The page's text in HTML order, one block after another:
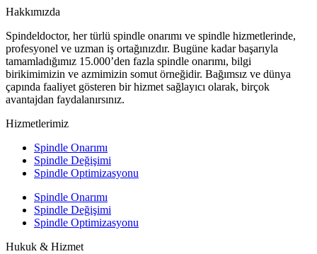
Hakkımızda
Spindeldoctor, her türlü spindle onarımı ve spindle hizmetlerinde,
profesyonel ve uzman iş ortağınızdır. Bugüne kadar başarıyla
tamamladığımız 15.000’den fazla spindle onarımı, bilgi
birikimimizin ve azmimizin somut örneğidir. Bağımsız ve dünya
çapında faaliyet gösteren bir hizmet sağlayıcı olarak, birçok
avantajdan faydalanırsınız.
Hizmetlerimiz
Spindle Onarımı
Spindle Değişimi
Spindle Optimizasyonu
Spindle Onarımı
Spindle Değişimi
Spindle Optimizasyonu
Hukuk & Hizmet